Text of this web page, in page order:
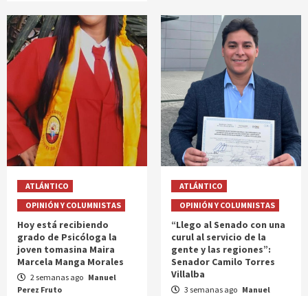
ATLÁNTICO
OPINIÓN Y COLUMNISTAS
Hoy está recibiendo
grado de Psicóloga la
joven tomasina Maira
Marcela Manga Morales
2 semanas ago Manuel
Perez Fruto
ATLÁNTICO
OPINIÓN Y COLUMNISTAS
“Llego al Senado con una
curul al servicio de la
gente y las regiones”:
Senador Camilo Torres
Villalba
3 semanas ago Manuel